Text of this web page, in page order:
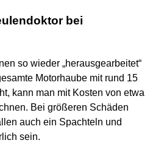
bei
so wieder „herausgearbeitet“
Motorhaube mit rund 15
kann man mit Kosten von etwa
Bei größeren Schäden
auch ein Spachteln und
sein.